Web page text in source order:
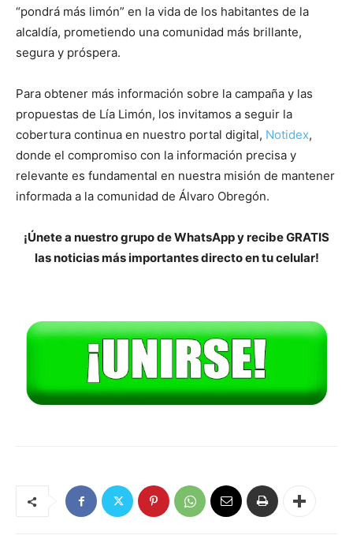
“pondrá más limón” en la vida de los habitantes de la
alcaldía, prometiendo una comunidad más brillante,
segura y próspera.
Para obtener más información sobre la campaña y las
propuestas de Lía Limón, los invitamos a seguir la
cobertura continua en nuestro portal digital, Notidex,
donde el compromiso con la información precisa y
relevante es fundamental en nuestra misión de mantener
informada a la comunidad de Álvaro Obregón.
¡Únete a nuestro grupo de WhatsApp y recibe GRATIS
las noticias más importantes directo en tu celular!